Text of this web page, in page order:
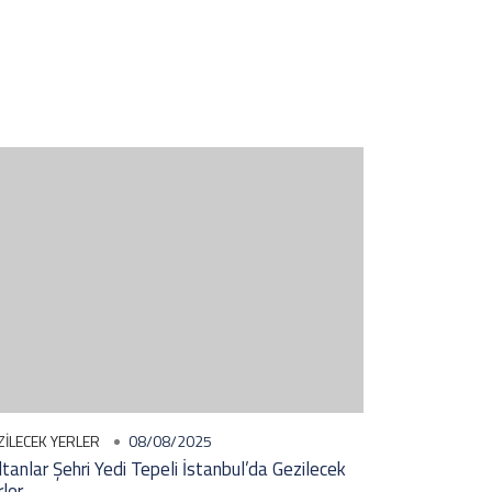
YERLER 08/08/2025
Şehri Yedi Tepeli İstanbul’da Gezilecek